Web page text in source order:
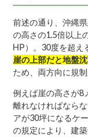
前述の通り、沖縄
の高さの1.5倍以上
HP）。30度を超え
崖の上部だと地盤
ため、両方向に規制
例えば崖の高さが8
離れなければなら
アが30坪になるケ
の規定により、建